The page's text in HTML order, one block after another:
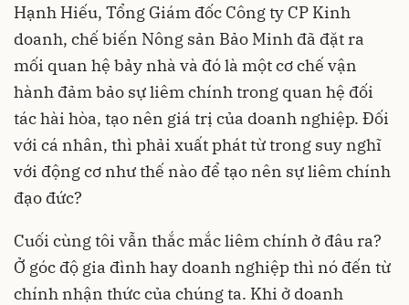
Hạnh Hiếu, Tổng Giám đốc Công ty CP Kinh
doanh, chế biến Nông sản Bảo Minh đã đặt ra
mối quan hệ bảy nhà và đó là một cơ chế vận
hành đảm bảo sự liêm chính trong quan hệ đối
tác hài hòa, tạo nên giá trị của doanh nghiệp. Đối
với cá nhân, thì phải xuất phát từ trong suy nghĩ
với động cơ như thế nào để tạo nên sự liêm chính
đạo đức?
Cuối cùng tôi vẫn thắc mắc liêm chính ở đâu ra?
Ở góc độ gia đình hay doanh nghiệp thì nó đến từ
chính nhận thức của chúng ta. Khi ở doanh